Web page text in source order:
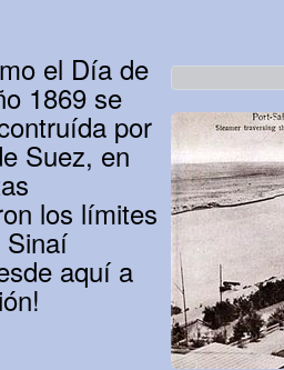
el Día de
1869 se
por
Suez, en
los límites
Sinaí
aquí a